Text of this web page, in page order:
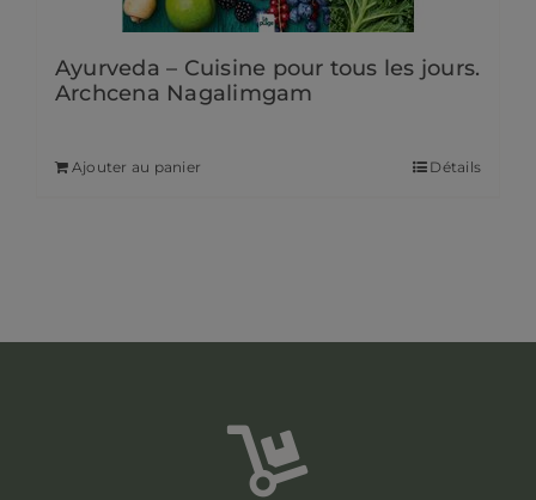
Ayurveda – Cuisine pour tous les jours.
Archcena Nagalimgam
Ajouter au panier Détails